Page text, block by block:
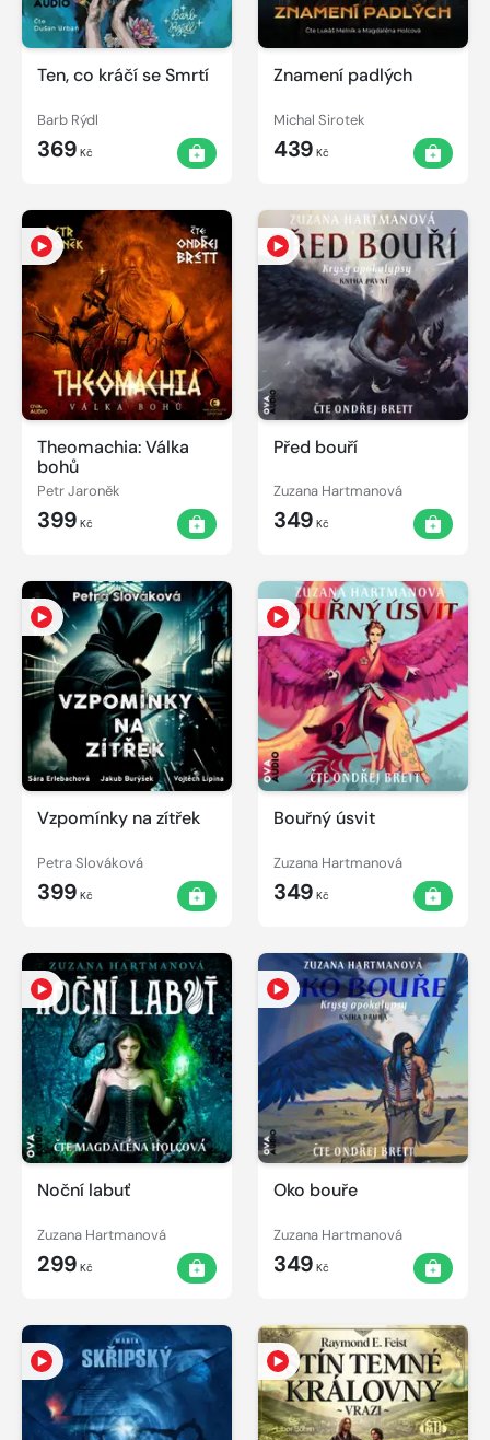
Ten, co kráčí se Smrtí
Barb Rýdl
369 Kč
Znamení padlých
Michal Sirotek
439 Kč
Theomachia: Válka
bohů
Petr Jaroněk
399 Kč
Před bouří
Zuzana Hartmanová
349 Kč
Vzpomínky na zítřek
Petra Slováková
399 Kč
Bouřný úsvit
Zuzana Hartmanová
349 Kč
Noční labuť
Zuzana Hartmanová
299 Kč
Oko bouře
Zuzana Hartmanová
349 Kč